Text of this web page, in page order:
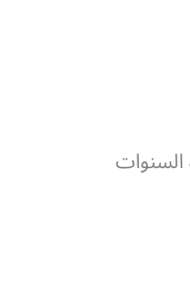
هذه السنوات